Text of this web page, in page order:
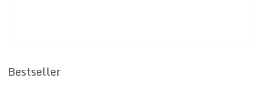
Bestseller